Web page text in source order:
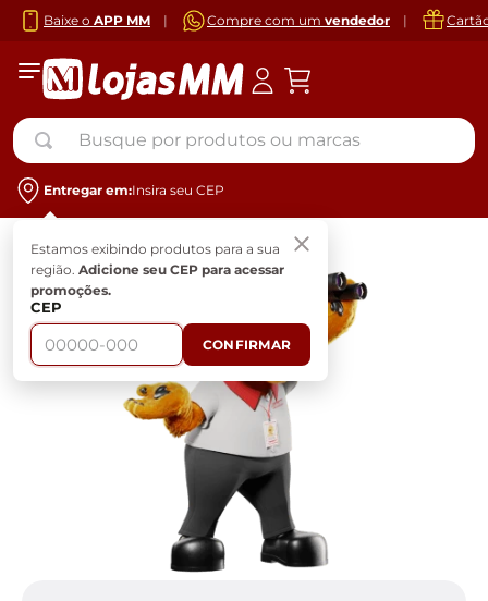
Baixe o APP MM | Compre com um vendedor |
Busque por produtos ou marcas
Entregar em:Insira seu CEP
Estamos exibindo produtos para a sua
região. Adicione seu CEP para acessar
promoções.
CEP
CONFIRMAR